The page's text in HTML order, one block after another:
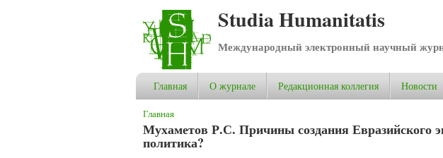
Studia Humanitatis
Международный электронный научный
Главная О журнале Редакционная коллегия Новости
Вы здесь
Главная
Мухаметов Р.С. Причины создания Евразийского
политика?